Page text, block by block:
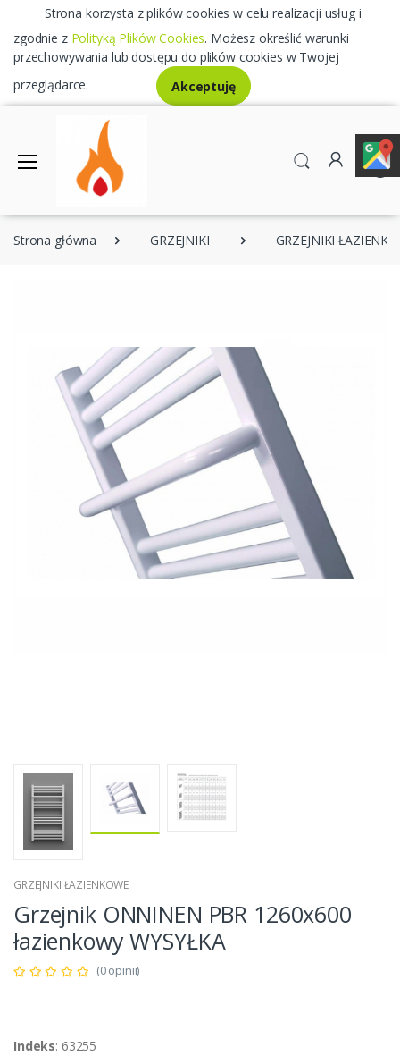
Strona korzysta z plików cookies w celu realizacji usług i
zgodnie z Polityką Plików Cookies. Możesz określić warunki
przechowywania lub dostępu do plików cookies w Twojej
przeglądarce.
Akceptuję
0
Strona główna GRZEJNIKI GRZEJNIKI
GRZEJNIKI ŁAZIENKOWE
Grzejnik ONNINEN PBR 1260x600
łazienkowy WYSYŁKA
(0 opinii)
Indeks: 63255